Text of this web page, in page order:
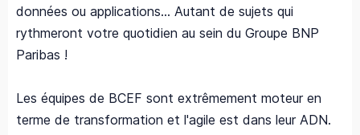
données ou applications... Autant de sujets qui
rythmeront votre quotidien au sein du Groupe BNP
Paribas !
Les équipes de BCEF sont extrêmement moteur en
terme de transformation et l'agile est dans leur ADN.